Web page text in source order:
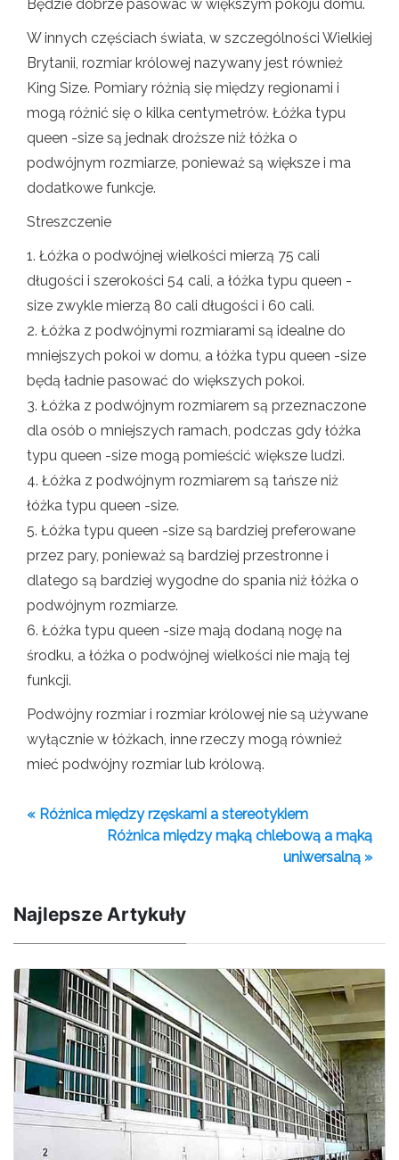
Będzie dobrze pasować w większym pokoju domu.
W innych częściach świata, w szczególności Wielkiej
Brytanii, rozmiar królowej nazywany jest również
King Size. Pomiary różnią się między regionami i
mogą różnić się o kilka centymetrów. Łóżka typu
queen -size są jednak droższe niż łóżka o
podwójnym rozmiarze, ponieważ są większe i ma
dodatkowe funkcje.
Streszczenie
1. Łóżka o podwójnej wielkości mierzą 75 cali
długości i szerokości 54 cali, a łóżka typu queen -
size zwykle mierzą 80 cali długości i 60 cali.
2. Łóżka z podwójnymi rozmiarami są idealne do
mniejszych pokoi w domu, a łóżka typu queen -size
będą ładnie pasować do większych pokoi.
3. Łóżka z podwójnym rozmiarem są przeznaczone
dla osób o mniejszych ramach, podczas gdy łóżka
typu queen -size mogą pomieścić większe ludzi.
4. Łóżka z podwójnym rozmiarem są tańsze niż
łóżka typu queen -size.
5. Łóżka typu queen -size są bardziej preferowane
przez pary, ponieważ są bardziej przestronne i
dlatego są bardziej wygodne do spania niż łóżka o
podwójnym rozmiarze.
6. Łóżka typu queen -size mają dodaną nogę na
środku, a łóżka o podwójnej wielkości nie mają tej
funkcji.
Podwójny rozmiar i rozmiar królowej nie są używane
wyłącznie w łóżkach, inne rzeczy mogą również
mieć podwójny rozmiar lub królową.
« Różnica między rzęskami a stereotykiem
Różnica między mąką chlebową a mąką
uniwersalną »
Najlepsze Artykuły